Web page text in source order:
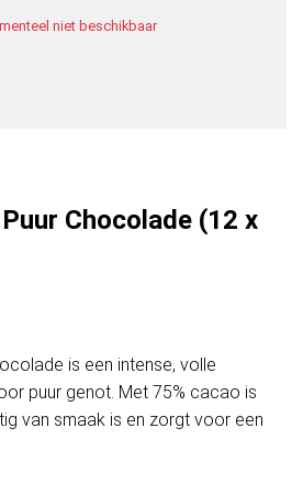
niet beschikbaar
Chocolade (12 x
is een intense, volle
puur genot. Met 75% cacao is
van smaak is en zorgt voor een